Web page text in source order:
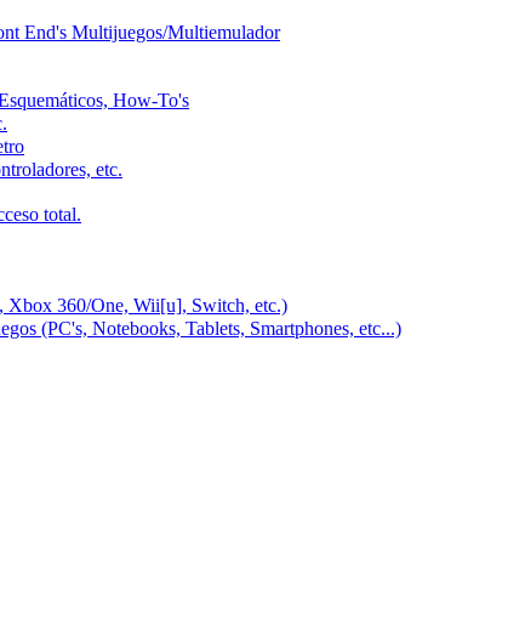
End's Multijuegos/Multiemulador
How-To's
etc.
total.
Xbox 360/One, Wii[u], Switch, etc.)
(PC's, Notebooks, Tablets, Smartphones, etc...)